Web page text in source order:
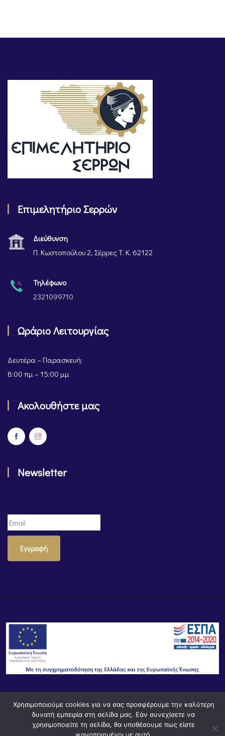
Επιμελητήριο Σερρών
Διεύθυνση
Π. Κωστοπούλου 2, Σέρρες Τ. Κ. 62122
Τηλέφωνο
2321099710
Ωράριο Λειτουργίας
Δευτέρα – Παρασκευή:
8:00 πμ – 15:00 μμ
Ακολουθήστε μας
Newsletter
Εγγραφή
© Powered byKnowledge AE
Χρησιμοποιούμε cookies για να σας προσφέρουμε την καλύτερη
δυνατή εμπειρία στη σελίδα μας. Εάν συνεχίσετε να
χρησιμοποιείτε τη σελίδα, θα υποθέσουμε πως είστε